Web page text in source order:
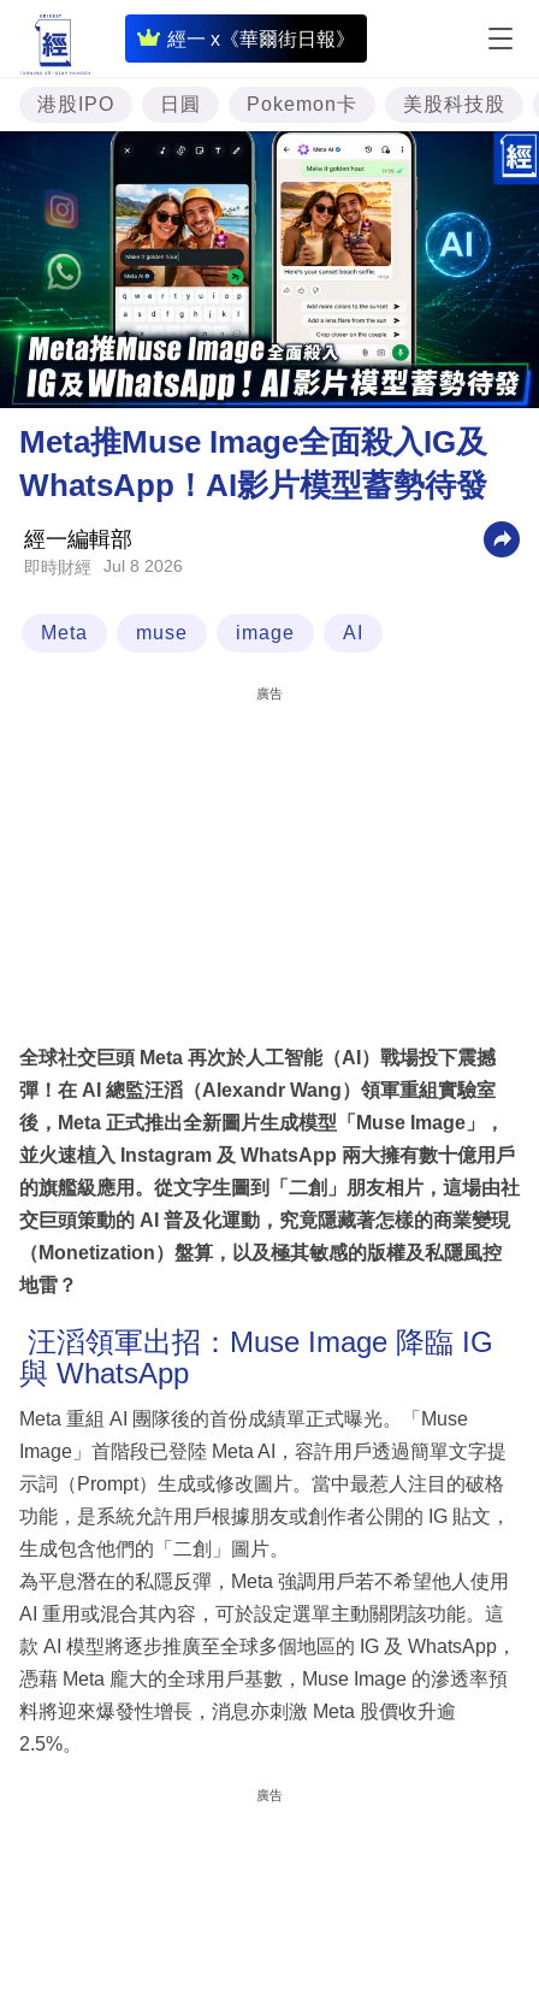
經一 x《華爾街日報》
即
時
財
經
題
投
資
樓
市
理
財
商
科
區
港股IPO 日圓 Pokemon卡 美股科技股
Meta推Muse Image全面殺入IG及
WhatsApp！AI影片模型蓄勢待發
經一編輯部
即時財經 Jul 8 2026
Meta muse image AI
廣告
全球社交巨頭 Meta 再次於人工智能（AI）戰場投下震撼
彈！在 AI 總監汪滔（Alexandr Wang）領軍重組實驗室
後，Meta 正式推出全新圖片生成模型「Muse Image」，
並火速植入 Instagram 及 WhatsApp 兩大擁有數十億用戶
的旗艦級應用。從文字生圖到「二創」朋友相片，這場由社
交巨頭策動的 AI 普及化運動，究竟隱藏著怎樣的商業變現
（Monetization）盤算，以及極其敏感的版權及私隱風控
地雷？
汪滔領軍出招：Muse Image 降臨 IG
與 WhatsApp
Meta 重組 AI 團隊後的首份成績單正式曝光。「Muse
Image」首階段已登陸 Meta AI，容許用戶透過簡單文字提
示詞（Prompt）生成或修改圖片。當中最惹人注目的破格
功能，是系統允許用戶根據朋友或創作者公開的 IG 貼文，
生成包含他們的「二創」圖片。
為平息潛在的私隱反彈，Meta 強調用戶若不希望他人使用
AI 重用或混合其內容，可於設定選單主動關閉該功能。這
款 AI 模型將逐步推廣至全球多個地區的 IG 及 WhatsApp，
憑藉 Meta 龐大的全球用戶基數，Muse Image 的滲透率預
料將迎來爆發性增長，消息亦刺激 Meta 股價收升逾
2.5%。
廣告